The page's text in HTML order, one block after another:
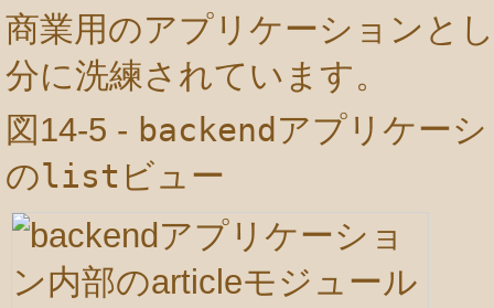
商業用のアプリケーションと
分に洗練されています。
図14-5 - backendアプリケー
のlist ビュー